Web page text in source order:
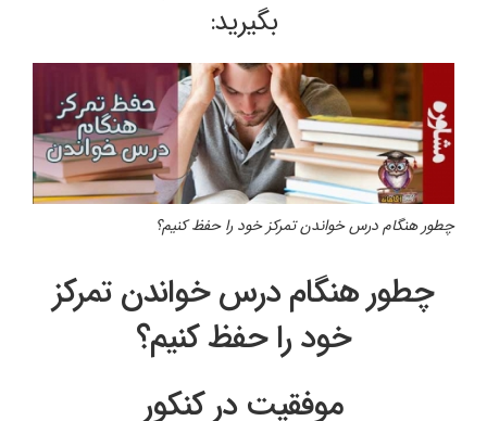
بگیرید:
چطور هنگام درس خواندن تمرکز خود را حفظ کنیم؟
چطور هنگام درس خواندن تمرکز
خود را حفظ کنیم؟
موفقیت در کنکور